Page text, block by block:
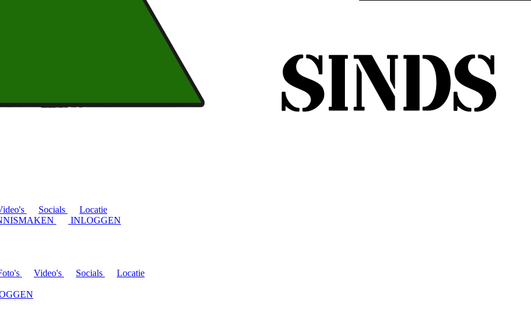
Socials
Locatie
INLOGGEN
Video's Socials Locatie